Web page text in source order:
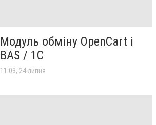
Модуль обміну OpenCart і
BAS / 1С
11:03, 24 липня